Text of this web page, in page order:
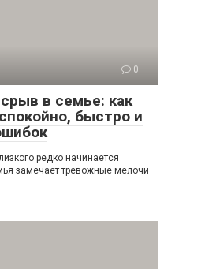
0
в семье: как
быстро и
редко начинается
замечает тревожные мелочи